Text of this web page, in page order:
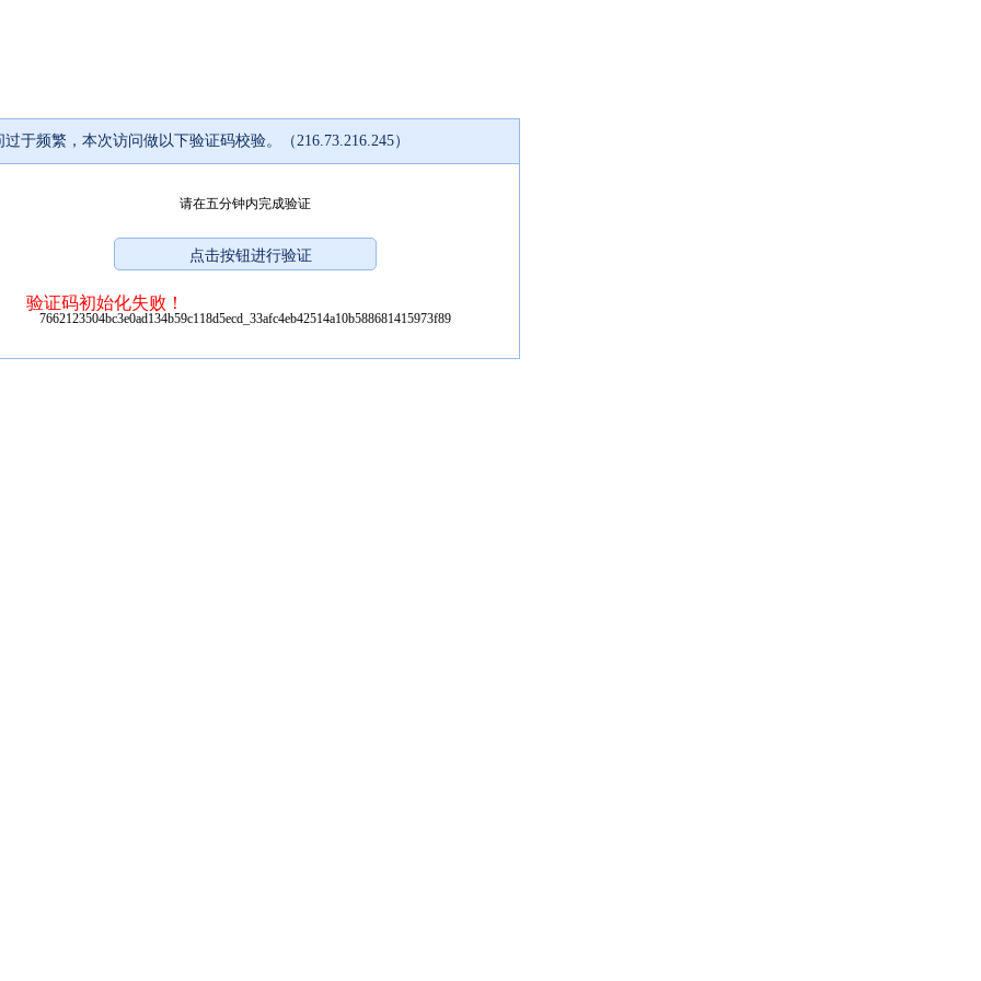
过于频繁，本次访问做以下验证码校验。（216.73.216.245）
请在五分钟内完成验证
验证码初始化失败！
7662123504bc3e0ad134b59c118d5ecd_33afc4eb42514a10b588681415973f89